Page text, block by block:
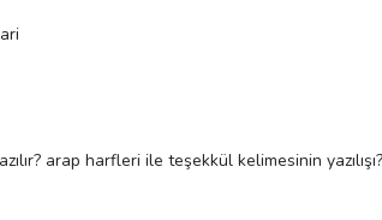
arap harfleri ile teşekkül kelimesinin